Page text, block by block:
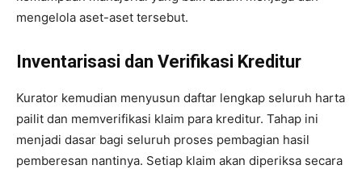
mengelola aset-aset tersebut.
Inventarisasi dan Verifikasi Kreditur
Kurator kemudian menyusun daftar lengkap seluruh harta
pailit dan memverifikasi klaim para kreditur. Tahap ini
menjadi dasar bagi seluruh proses pembagian hasil
pemberesan nantinya. Setiap klaim akan diperiksa secara